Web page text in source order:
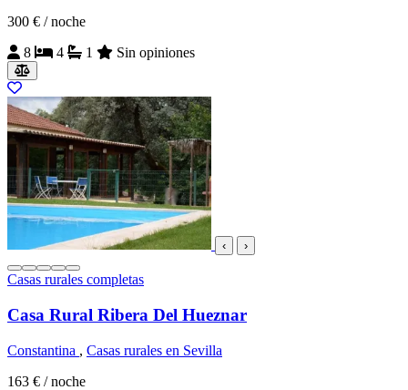
300 € / noche
8
4 1 Sin opiniones
‹ ›
Casas rurales completas
Casa Rural Ribera Del Hueznar
Constantina , Casas rurales en Sevilla
163 € / noche